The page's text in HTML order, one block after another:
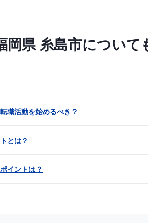
岡県 糸島市について
職活動を始めるべき？
とは？
イントは？